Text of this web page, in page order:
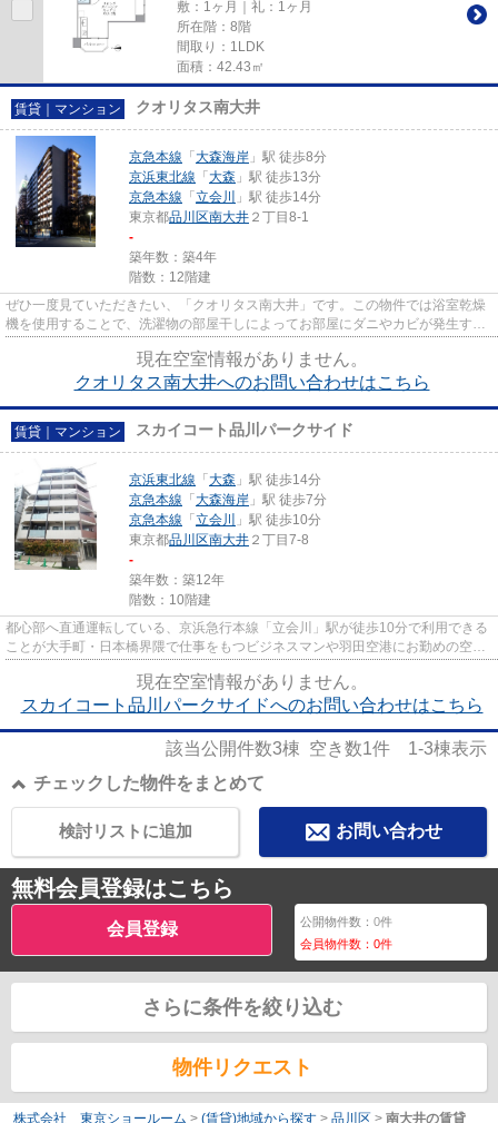
敷：1ヶ月｜礼：1ヶ月
所在階：8階
間取り：1LDK
面積：42.43㎡
賃貸｜マンション クオリタス南大井
京急本線 「 大森海岸 」駅 徒歩8分
京浜東北線 「 大森 」駅 徒歩13分
京急本線 「 立会川
」駅 徒歩14分
東京都品川区南大井 ２丁目8-1
-
築年数：築4年
階数：12階建
ぜひ一度見ていただきたい、「クオリタス南大井」です。この物件では浴室乾燥
機を使用することで、洗濯物の部屋干しによってお部屋にダニやカビが発生する
現在空室情報がありません。
クオリタス南大井へのお問い合わせはこちら
賃貸｜マンション スカイコート品川パークサイド
京浜東北線 「 大森 」駅 徒歩14分
京急本線 「 大森海岸 」駅 徒歩7分
京急本線 「 立会川
」駅 徒歩10分
東京都品川区南大井 ２丁目7-8
-
築年数：築12年
階数：10階建
都心部へ直通運転している、京浜急行本線「立会川」駅が徒歩10分で利用できる
ことが大手町・日本橋界隈で仕事をもつビジネスマンや羽田空港にお勤めの空港
現在空室情報がありません。
スカイコート品川パークサイドへのお問い合わせはこちら
該当公開件数3棟 空き数1件 1-3棟表示
チェックした物件をまとめて
お問い合わせ
検討リストに追加
無料会員登録はこちら
会員登録 公開物件数：0件
会員物件数：0件
さらに条件を絞り込む
物件リクエスト
株式会社 東京ショールーム > (賃貸)地域から探す > 品川区 > 南大井の賃貸